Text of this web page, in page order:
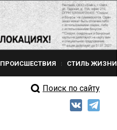
ПРОИСШЕСТВИЯ СТИЛЬ ЖИЗНИ
Поиск по сайту